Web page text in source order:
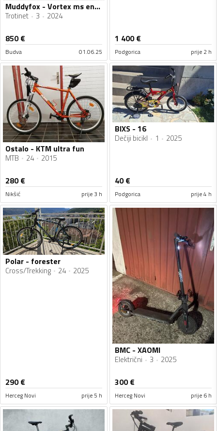
Muddyfox - Vortex ms energy
Trotinet 3 2024
850€
Budva 01.06.25
1 400€
Podgorica prije 2 h
Ostalo - KTM ultra fun
MTB 24 2015
280€
Nikšić prije 3 h
BIXS - 16
Dečiji bicikl 1 2025
40€
Podgorica prije 4 h
Polar - forester
Cross/Trekking 24 2025
290€
Herceg Novi prije 5 h
BMC - XAOMI
Električni 3 2025
300€
Herceg Novi prije 6 h